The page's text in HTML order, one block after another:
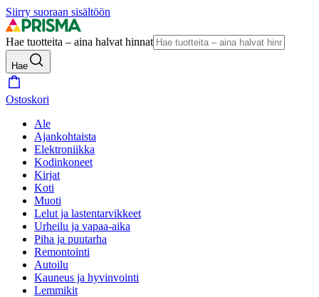
Siirry suoraan sisältöön
Hae tuotteita – aina halvat hinnat
Hae
Ostoskori
Ale
Ajankohtaista
Elektroniikka
Kodinkoneet
Kirjat
Koti
Muoti
Lelut ja lastentarvikkeet
Urheilu ja vapaa-aika
Piha ja puutarha
Remontointi
Autoilu
Kauneus ja hyvinvointi
Lemmikit